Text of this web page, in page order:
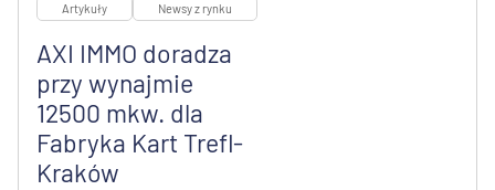
Artykuły Newsy z rynku
AXI IMMO doradza
przy wynajmie
12500 mkw. dla
Fabryka Kart Trefl-
Kraków